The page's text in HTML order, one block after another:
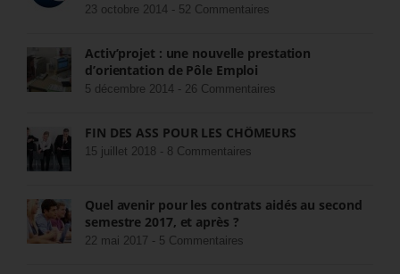
23 octobre 2014 - 52 Commentaires
Activ’projet : une nouvelle prestation
d’orientation de Pôle Emploi
5 décembre 2014 - 26 Commentaires
FIN DES ASS POUR LES CHÔMEURS
15 juillet 2018 - 8 Commentaires
Quel avenir pour les contrats aidés au second
semestre 2017, et après ?
22 mai 2017 - 5 Commentaires